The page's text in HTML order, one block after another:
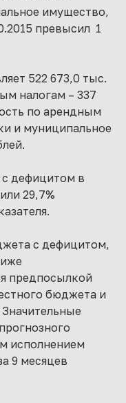
имущество,
превысил 1
522 673,0 тыс.
налогам – 337
по арендным
и муниципальное
дефицитом в
29,7%
с дефицитом,
предпосылкой
бюджета и
исполнением
9 месяцев